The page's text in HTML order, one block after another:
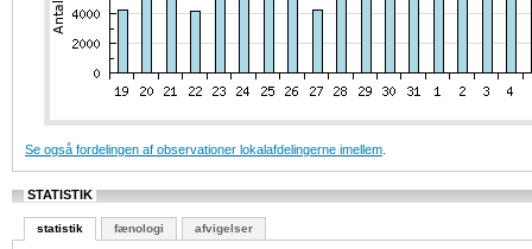
Se også fordelingen af observationer lokalafdelingerne imellem
STATISTIK
statistik fænologi afvigelser